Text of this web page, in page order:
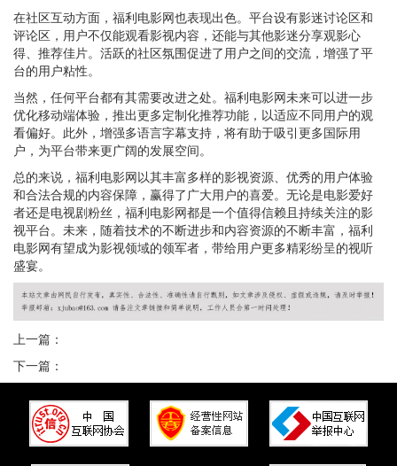
在社区互动方面，福利电影网也表现出色。平台设有影迷讨论区和
评论区，用户不仅能观看影视内容，还能与其他影迷分享观影心
得、推荐佳片。活跃的社区氛围促进了用户之间的交流，增强了平
台的用户粘性。
当然，任何平台都有其需要改进之处。福利电影网未来可以进一步
优化移动端体验，推出更多定制化推荐功能，以适应不同用户的观
看偏好。此外，增强多语言字幕支持，将有助于吸引更多国际用
户，为平台带来更广阔的发展空间。
总的来说，福利电影网以其丰富多样的影视资源、优秀的用户体验
和合法合规的内容保障，赢得了广大用户的喜爱。无论是电影爱好
者还是电视剧粉丝，福利电影网都是一个值得信赖且持续关注的影
视平台。未来，随着技术的不断进步和内容资源的不断丰富，福利
电影网有望成为影视领域的领军者，带给用户更多精彩纷呈的视听
盛宴。
上一篇：
下一篇：